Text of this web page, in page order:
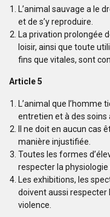
L’animal sauvage a le
et de s’y reproduire.
La privation prolongée
loisir, ainsi que toute
fins que vitales, sont
Article 5
L’animal que l’homme
entretien et à des soins
Il ne doit en aucun cas
manière injustifiée.
Toutes les formes
respecter la physiologie
Les exhibitions, les
doivent aussi
violence.